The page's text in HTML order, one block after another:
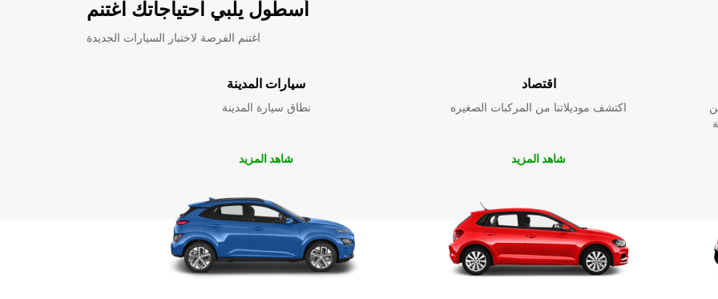
أسطول يلبي احتياجاتك اغتنم
اغتنم الفرصة لاختبار السيارات الجديدة
سيارات المدينة
نطاق سيارة المدينة
شاهد المزيد
اقتصاد
اكتشف موديلاتنا من المركبات الصغيره
شاهد المزيد